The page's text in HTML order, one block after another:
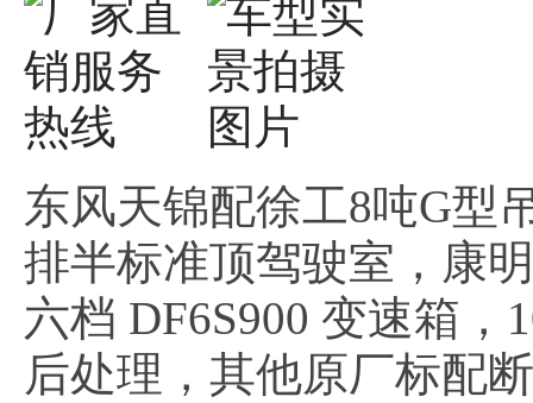
东风天锦配徐工8吨G型
排半标准顶驾驶室，康
六档 DF6S900 变速箱，
后处理，其他原厂标配